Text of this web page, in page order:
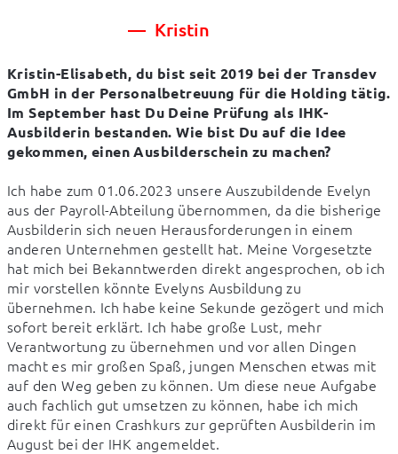
Kristin
Kristin-Elisabeth, du bist seit 2019 bei der Transdev
GmbH in der Personalbetreuung für die Holding tätig.
Im September hast Du Deine Prüfung als IHK-
Ausbilderin bestanden. Wie bist Du auf die Idee
gekommen, einen Ausbilderschein zu machen?
Ich habe zum 01.06.2023 unsere Auszubildende Evelyn
aus der Payroll-Abteilung übernommen, da die bisherige
Ausbilderin sich neuen Herausforderungen in einem
anderen Unternehmen gestellt hat. Meine Vorgesetzte
hat mich bei Bekanntwerden direkt angesprochen, ob ich
mir vorstellen könnte Evelyns Ausbildung zu
übernehmen. Ich habe keine Sekunde gezögert und mich
sofort bereit erklärt. Ich habe große Lust, mehr
Verantwortung zu übernehmen und vor allen Dingen
macht es mir großen Spaß, jungen Menschen etwas mit
auf den Weg geben zu können. Um diese neue Aufgabe
auch fachlich gut umsetzen zu können, habe ich mich
direkt für einen Crashkurs zur geprüften Ausbilderin im
August bei der IHK angemeldet.